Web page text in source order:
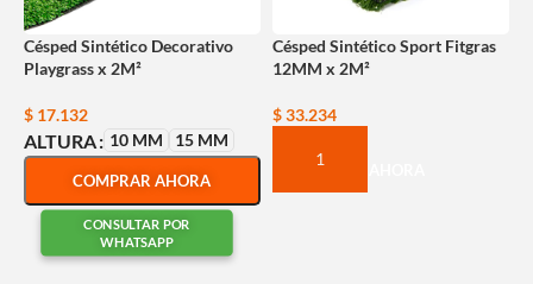
Césped Sintético Decorativo
Playgrass x 2M²
$ 17.132
ALTURA 10 MM 15 MM
COMPRAR AHORA
CONSULTAR POR
WHATSAPP
Césped Sintético Sport Fitgras
12MM x 2M²
$33.234
COMPRAR AHORA